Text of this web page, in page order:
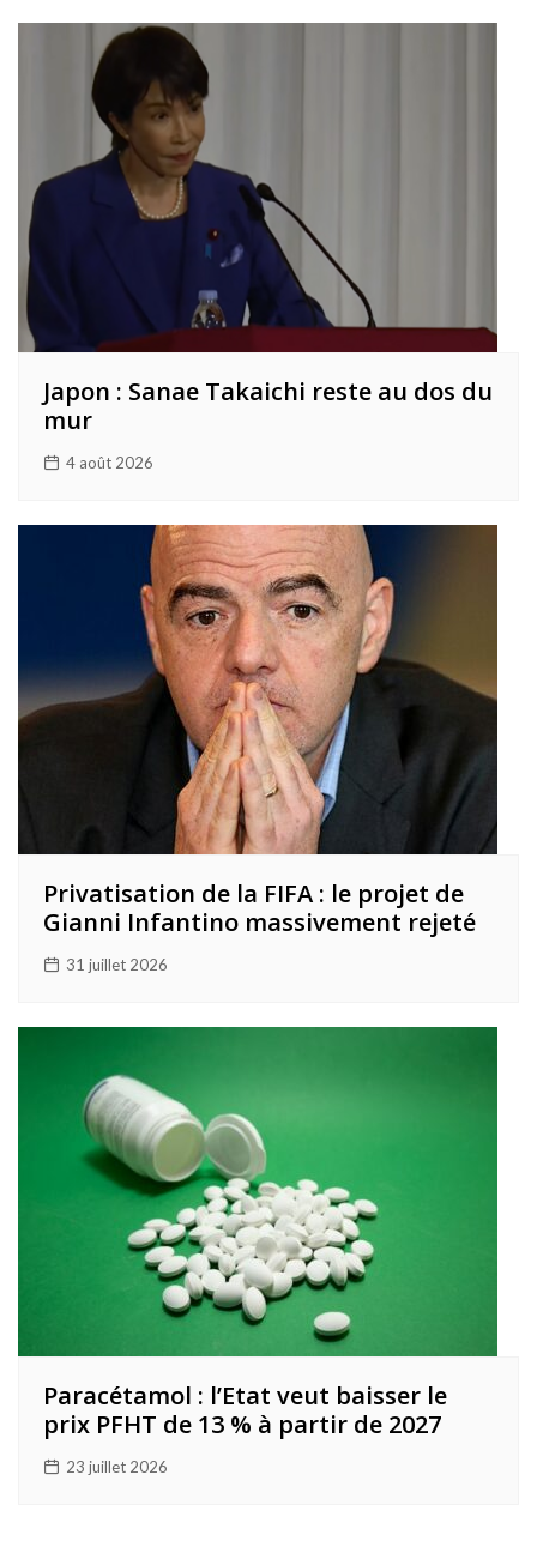
Japon : Sanae Takaichi reste au dos du
mur
4 août 2026
Privatisation de la FIFA : le projet de
Gianni Infantino massivement rejeté
31 juillet 2026
Paracétamol : l’Etat veut baisser le
prix PFHT de 13 % à partir de 2027
23 juillet 2026